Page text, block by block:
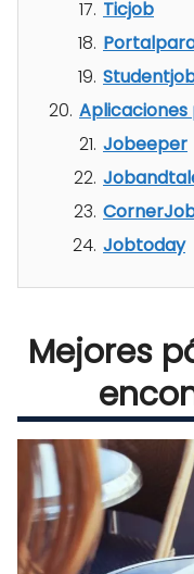
Ticjob
Jobeeper
Jobtoday
Mejores